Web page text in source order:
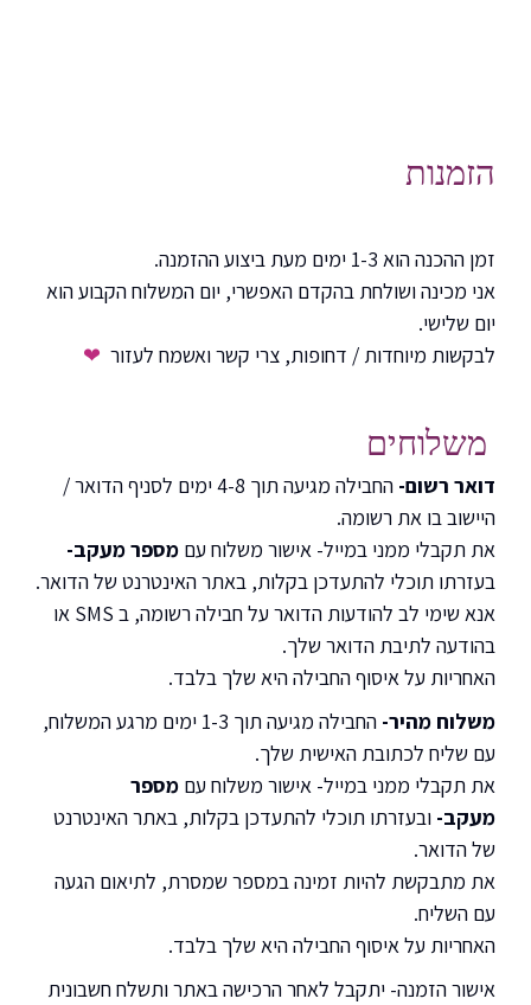
הזמנות
זמן ההכנה הוא 1-3 ימים מעת ביצוע ההזמנה.
אני מכינה ושולחת בהקדם האפשרי, יום המשלוח הקבוע הוא
יום שלישי.
לבקשות מיוחדות / דחופות, צרי קשר ואשמח לעזור ❤
משלוחים
דואר רשום-
החבילה מגיעה תוך 4-8 ימים לסניף הדואר /
היישוב בו את רשומה.
את תקבלי ממני במייל- אישור משלוח עם מספר מעקב-
בעזרתו תוכלי להתעדכן בקלות, באתר האינטרנט של הדואר.
אנא שימי לב להודעות הדואר על חבילה רשומה, ב SMS או
בהודעה לתיבת הדואר שלך.
האחריות על איסוף החבילה היא שלך בלבד.
משלוח מהיר-
החבילה מגיעה תוך 1-3 ימים מרגע המשלוח,
עם שליח לכתובת האישית שלך.
את תקבלי ממני במייל- אישור משלוח עם מספר
מעקב- ובעזרתו תוכלי להתעדכן בקלות, באתר האינטרנט
של הדואר.
את מתבקשת להיות זמינה במספר שמסרת, לתיאום הגעה
עם השליח.
האחריות על איסוף החבילה היא שלך בלבד.
אישור הזמנה- יתקבל לאחר הרכישה באתר ותשלח חשבונית